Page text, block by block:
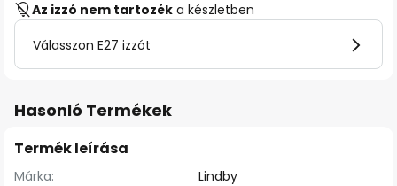
Az izzó nem tartozék a készletben
Válasszon E27 izzót
Hasonló Termékek
Termék leírása
Márka:
Lindby